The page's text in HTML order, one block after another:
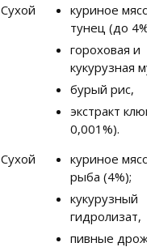
Сухой
куриное мясо
тунец (до 4%);
гороховая и
кукурузная
бурый рис,
экстракт
0,001%).
Сухой
куриное мясо
рыба (4%);
кукурузный
гидролизат,
пивные